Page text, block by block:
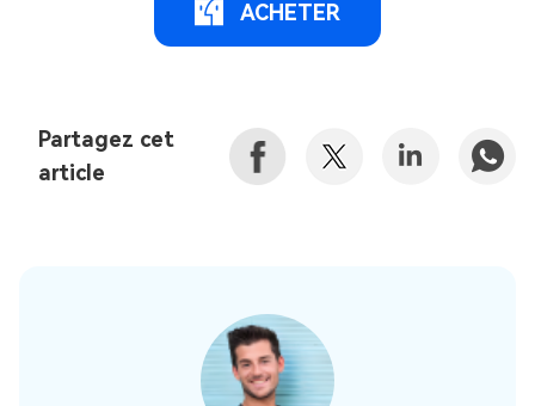
ACHETER
Partagez cet
article